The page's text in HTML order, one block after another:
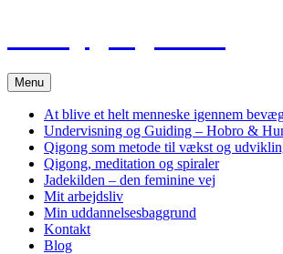
Menu
At blive et helt menneske igennem
Undervisning og Guiding – Hobro &
Qigong som metode til vækst og
Qigong, meditation og spiraler
Jadekilden – den feminine vej
Mit arbejdsliv
Min uddannelsesbaggrund
Kontakt
Blog